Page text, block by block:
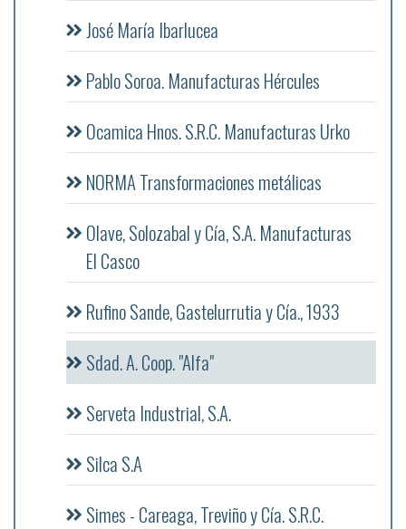
José María Ibarlucea
Pablo Soroa. Manufacturas Hércules
Ocamica Hnos. S.R.C. Manufacturas Urko
NORMA Transformaciones metálicas
Olave, Solozabal y Cía, S.A. Manufacturas
El Casco
Rufino Sande, Gastelurrutia y Cía., 1933
Sdad. A. Coop. "Alfa"
Serveta Industrial, S.A.
Silca S.A
Simes - Careaga, Treviño y Cía. S.R.C.